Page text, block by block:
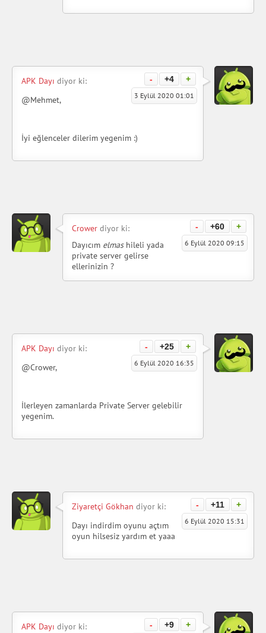
- +4 +
APK Dayı diyor ki:
3 Eylül 2020 01:01
@Mehmet,
İyi eğlenceler dilerim yegenim :)
- +60 +
Crower diyor ki:
6 Eylül 2020 09:15
Dayıcım elmashileli yada
private server gelirse
ellerinizin ?
- +25 +
APK Dayı diyor ki:
6 Eylül 2020 16:35
@Crower,
İlerleyen zamanlarda Private Server gelebilir
yegenim.
- +11 +
Ziyaretçi Gökhan diyor ki:
6 Eylül 2020 15:31
Dayı indirdim oyunu açtım
oyun hilsesiz yardım et yaaa
- +9 +
APK Dayı diyor ki: